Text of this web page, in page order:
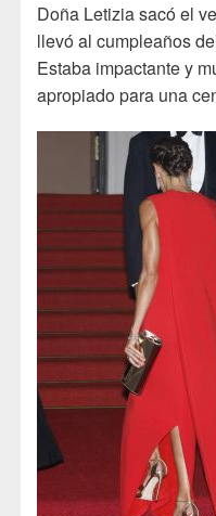
Doña Letizia sacó el
llevó al cumpleaños
Estaba impactante y
apropiado para una